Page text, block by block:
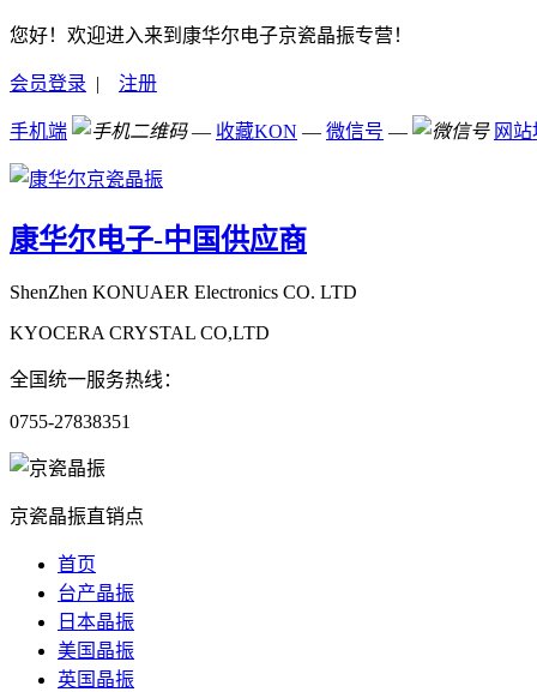
您好！欢迎进入来到康华尔电子京瓷晶振专营！
会员登录 | 注册
手机端 — 收藏KON — 微信号 — 网
康华尔电子-中国供应商
ShenZhen KONUAER Electronics CO. LTD
KYOCERA CRYSTAL CO,LTD
全国统一服务热线：
0755-27838351
京瓷晶振直销点
首页
台产晶振
日本晶振
美国晶振
英国晶振